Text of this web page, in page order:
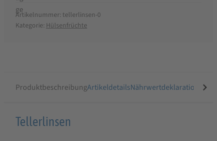
Artikelnummer: tellerlinsen-0
Kategorie: Hülsenfrüchte
ProduktbeschreibungArtikeldetailsNährwertdeklaration
Produktbeschreibung
Tellerlinsen